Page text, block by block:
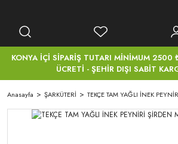
KONYA İÇİ SİPARİŞ TUTARI MİNİMUM 2500
ÜCRETİ - ŞEHİR DIŞI SABİT
Anasayfa ŞARKÜTERİ TEKÇE TAM YAĞLI İNEK